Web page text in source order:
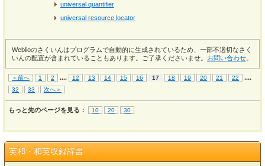
universal quantifier
universal resource locator
Weblioのさくいんはプログラムで自動的に生成されているため、一部不適切なさく
いんの配置が含まれていることもあります。ご了承くださいませ。 お問い合わせ
＜前へ 1 2 .... 12 13 14 15 16 17 18 19 20 21 22 ....
32 33 次へ＞
もっと先のページを見る： 10 20 30
英和・和英収録辞書